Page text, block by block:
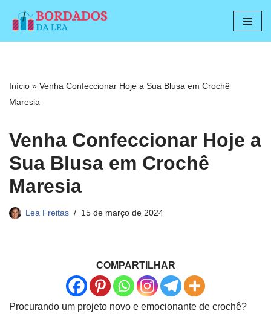
Pular
conteúdo
Início » Venha Confeccionar Hoje a Sua Blusa em Crochê
Maresia
Venha Confeccionar Hoje a
Sua Blusa em Crochê
Maresia
Lea Freitas 15 de março de 2024
COMPARTILHAR
Procurando um projeto novo e emocionante de crochê?